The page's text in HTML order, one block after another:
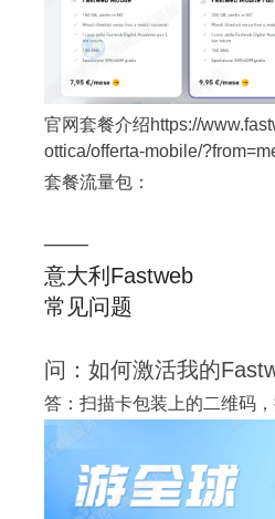
官网套餐介绍https://
ottica/offerta-mobile/
套餐流量包：
——
意大利Fastweb
常见问题
问：如何激活我的
答：扫描卡包装上的二维码，